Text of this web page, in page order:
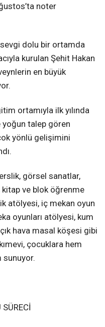
noter
dolu bir ortamda
kurulan Şehit Hakan
en büyük
ortamıyla ilk yılında
yoğun talep gören
yönlü gelişimini
görsel sanatlar,
ve blok öğrenme
atölyesi, iç mekan oyun
oyunları atölyesi, kum
hava masal köşesi gibi
çocuklara hem